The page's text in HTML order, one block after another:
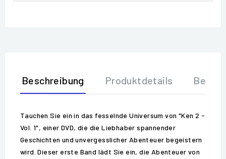
Beschreibung Produktdetails
Tauchen Sie ein in das fesselnde Universum von "Ken 2 -
Vol. 1", einer DVD, die die Liebhaber spannender
Geschichten und unvergesslicher Abenteuer begeistern
wird. Dieser erste Band lädt Sie ein, die Abenteuer von